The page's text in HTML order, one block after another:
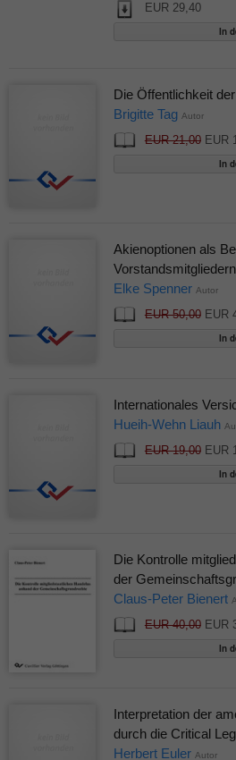
EUR 29,40
Die Öffentlichkeit
Brigitte Tag Autor
EUR 21,00EUR
Akienoptionen als
Vorstandsmitgliedern
Elke Spenner Autor
EUR 50,00EUR
Internationales
Hueih-Wehn Liauh
EUR 19,00EUR
Die Kontrolle
der
Claus-Peter Bienert
EUR 40,00EUR
Interpretation der
durch die Critical
Herbert Euler Autor